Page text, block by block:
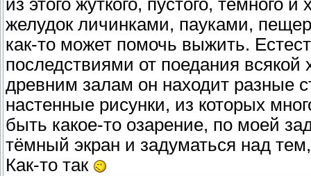
из этого жуткого, пустого, тёмного
желудок личинками, пауками,
как-то может помочь выжить.
последствиями от поедания
древним залам он находит разные
настенные рисунки, из которых
быть какое-то озарение, по моей
тёмный экран и задуматься над
Как-то так